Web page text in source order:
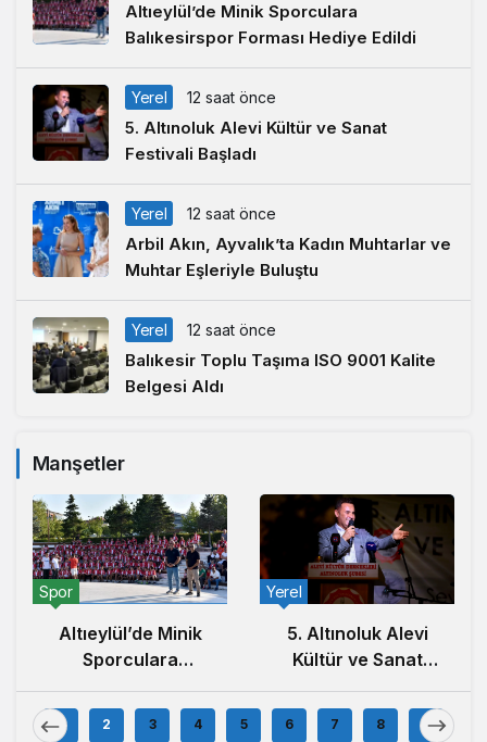
Altıeylül’de Minik Sporculara
Balıkesirspor Forması Hediye Edildi
Yerel 12 saat önce
5. Altınoluk Alevi Kültür ve Sanat
Festivali Başladı
Yerel 12 saat önce
Arbil Akın, Ayvalık’ta Kadın Muhtarlar ve
Muhtar Eşleriyle Buluştu
Yerel 12 saat önce
Balıkesir Toplu Taşıma ISO 9001 Kalite
Belgesi Aldı
Manşetler
Yerel
5. Altınoluk Alevi
Kültür ve Sanat
Yerel
Ayvalık’ta Kadın
Muhtarlar ve
Muhtar Eşleriyle
Buluştu
1 2 3 4 5 6 7 8 9